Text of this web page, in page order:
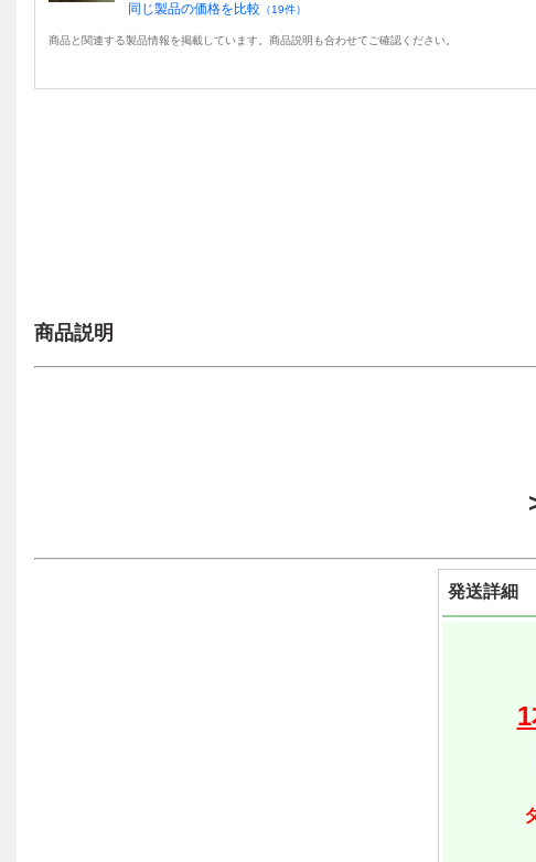
同じ製品の価格を比較 （19件）
商品と関連する製品情報を掲載しています。商品説明も合わせてご確認ください。
商品説明